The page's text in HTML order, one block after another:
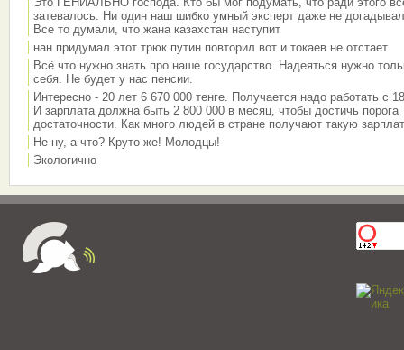
затевалось. Ни один наш шибко умный эксперт даже не
Все то думали, что жана казахстан наступит
нан придумал этот трюк путин повторил вот и токаев не отстает
Всё что нужно знать про наше государство. Надеяться нужно
себя. Не будет у нас пенсии.
Интересно - 20 лет 6 670 000 тенге. Получается надо работать с
И зарплата должна быть 2 800 000 в месяц, чтобы достичь порога
достаточности. Как много людей в стране получают такую
Не ну, а что? Круто же! Молодцы!
Экологично